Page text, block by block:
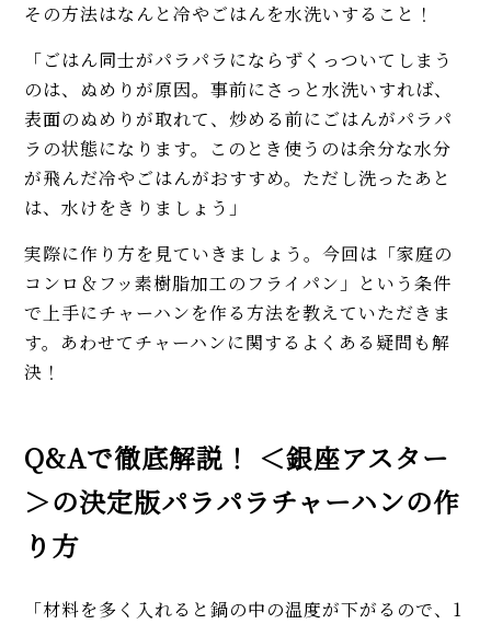
その方法はなんと冷やごはんを水洗いすること！
「ごはん同士がパラパラにならずくっついてしまう
のは、ぬめりが原因。事前にさっと水洗いすれば、
表面のぬめりが取れて、炒める前にごはんがパラパ
ラの状態になります。このとき使うのは余分な水分
が飛んだ冷やごはんがおすすめ。ただし洗ったあと
は、水けをきりましょう」
実際に作り方を見ていきましょう。今回は「家庭の
コンロ＆フッ素樹脂加工のフライパン」という条件
で上手にチャーハンを作る方法を教えていただきま
す。あわせてチャーハンに関するよくある疑問も解
決！
Q&Aで徹底解説！ ＜銀座アスター
＞の決定版パラパラチャーハンの作
り方
「材料を多く入れると鍋の中の温度が下がるので、1